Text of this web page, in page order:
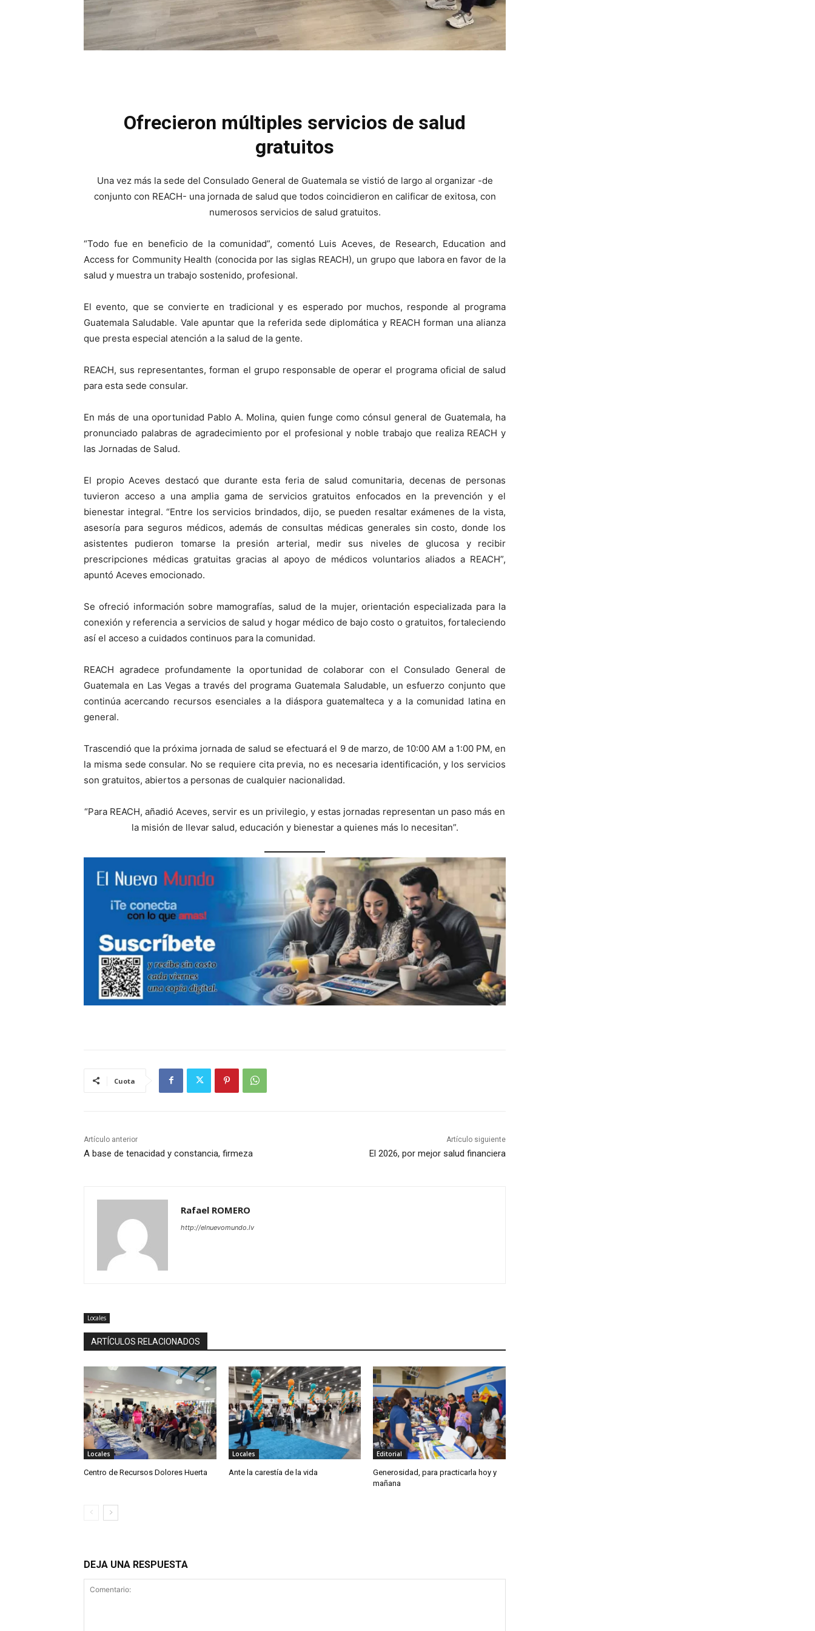
Ofrecieron múltiples servicios de salud
gratuitos
Una vez más la sede del Consulado General de Guatemala se vistió de largo al organizar -de
conjunto con REACH- una jornada de salud que todos coincidieron en calificar de exitosa, con
numerosos servicios de salud gratuitos.
“Todo fue en beneficio de la comunidad”, comentó Luis Aceves, de Research, Education and
Access for Community Health (conocida por las siglas REACH), un grupo que labora en favor de la
salud y muestra un trabajo sostenido, profesional.
El evento, que se convierte en tradicional y es esperado por muchos, responde al programa
Guatemala Saludable. Vale apuntar que la referida sede diplomática y REACH forman una alianza
que presta especial atención a la salud de la gente.
REACH, sus representantes, forman el grupo responsable de operar el programa oficial de salud
para esta sede consular.
En más de una oportunidad Pablo A. Molina, quien funge como cónsul general de Guatemala, ha
pronunciado palabras de agradecimiento por el profesional y noble trabajo que realiza REACH y
las Jornadas de Salud.
El propio Aceves destacó que durante esta feria de salud comunitaria, decenas de personas
tuvieron acceso a una amplia gama de servicios gratuitos enfocados en la prevención y el
bienestar integral. “Entre los servicios brindados, dijo, se pueden resaltar exámenes de la vista,
asesoría para seguros médicos, además de consultas médicas generales sin costo, donde los
asistentes pudieron tomarse la presión arterial, medir sus niveles de glucosa y recibir
prescripciones médicas gratuitas gracias al apoyo de médicos voluntarios aliados a REACH”,
apuntó Aceves emocionado.
Se ofreció información sobre mamografías, salud de la mujer, orientación especializada para la
conexión y referencia a servicios de salud y hogar médico de bajo costo o gratuitos, fortaleciendo
así el acceso a cuidados continuos para la comunidad.
REACH agradece profundamente la oportunidad de colaborar con el Consulado General de
Guatemala en Las Vegas a través del programa Guatemala Saludable, un esfuerzo conjunto que
continúa acercando recursos esenciales a la diáspora guatemalteca y a la comunidad latina en
general.
Trascendió que la próxima jornada de salud se efectuará el 9 de marzo, de 10:00 AM a 1:00 PM, en
la misma sede consular. No se requiere cita previa, no es necesaria identificación, y los servicios
son gratuitos, abiertos a personas de cualquier nacionalidad.
“Para REACH, añadió Aceves, servir es un privilegio, y estas jornadas representan un paso más en
la misión de llevar salud, educación y bienestar a quienes más lo necesitan”.
Cuota
Artículo anterior
A base de tenacidad y constancia, firmeza
Artículo siguiente
El 2026, por mejor salud financiera
Rafael ROMERO
http://elnuevomundo.lv
Locales
ARTÍCULOS RELACIONADOS
Locales
Centro de Recursos Dolores Huerta
Locales
Ante la carestía de la vida
Editorial
Generosidad, para practicarla hoy y
mañana
DEJA UNA RESPUESTA